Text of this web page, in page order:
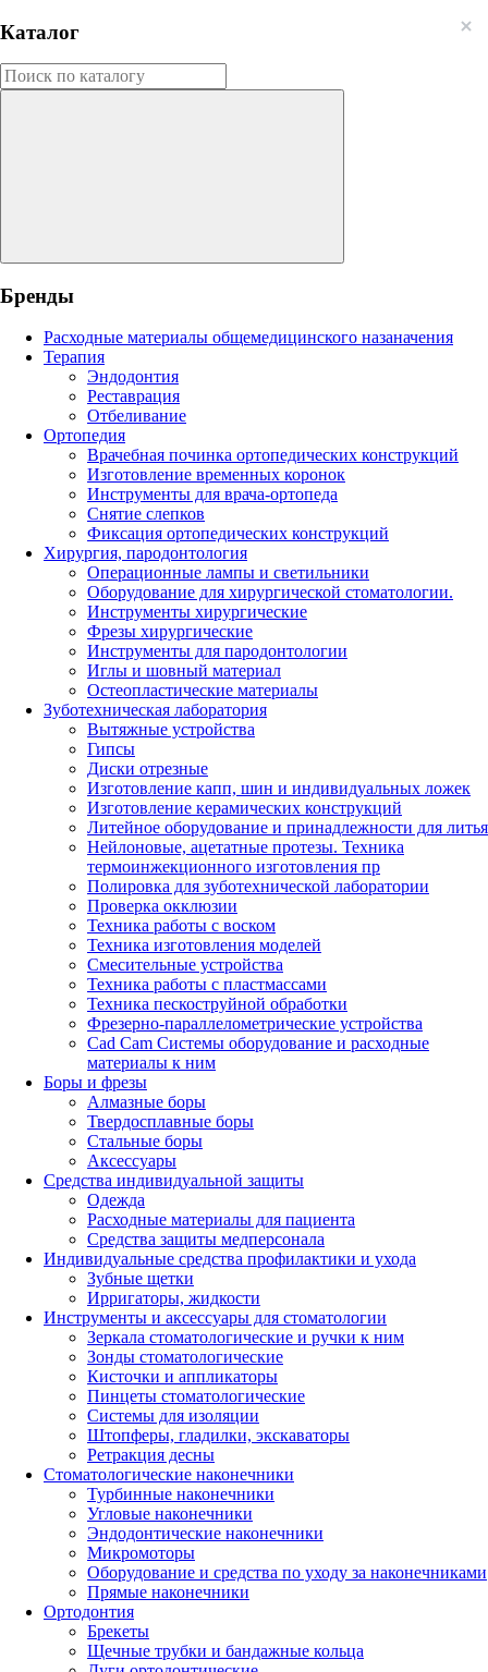
Каталог
Бренды
Расходные материалы общемедицинского назаначения
Терапия
Эндодонтия
Реставрация
Отбеливание
Ортопедия
Врачебная починка ортопедических конструкций
Изготовление временных коронок
Инструменты для врача-ортопеда
Снятие слепков
Фиксация ортопедических конструкций
Хирургия, пародонтология
Операционные лампы и светильники
Оборудование для хирургической стоматологии.
Инструменты хирургические
Фрезы хирургические
Инструменты для пародонтологии
Иглы и шовный материал
Остеопластические материалы
Зуботехническая лаборатория
Вытяжные устройства
Гипсы
Диски отрезные
Изготовление капп, шин и индивидуальных ложек
Изготовление керамических конструкций
Литейное оборудование и принадлежности для литья
Нейлоновые, ацетатные протезы. Техника
термоинжекционного изготовления пр
Полировка для зуботехнической лаборатории
Проверка окклюзии
Техника работы с воском
Техника изготовления моделей
Смесительные устройства
Техника работы с пластмассами
Техника пескоструйной обработки
Фрезерно-параллелометрические устройства
Cad Cam Системы оборудование и расходные
материалы к ним
Боры и фрезы
Алмазные боры
Твердосплавные боры
Стальные боры
Аксессуары
Средства индивидуальной защиты
Одежда
Расходные материалы для пациента
Средства защиты медперсонала
Индивидуальные средства профилактики и ухода
Зубные щетки
Ирригаторы, жидкости
Инструменты и аксессуары для стоматологии
Зеркала стоматологические и ручки к ним
Зонды стоматологические
Кисточки и аппликаторы
Пинцеты стоматологические
Системы для изоляции
Штопферы, гладилки, экскаваторы
Ретракция десны
Стоматологические наконечники
Турбинные наконечники
Угловые наконечники
Эндодонтические наконечники
Микромоторы
Оборудование и средства по уходу за наконечниками
Прямые наконечники
Ортодонтия
Брекеты
Щечные трубки и бандажные кольца